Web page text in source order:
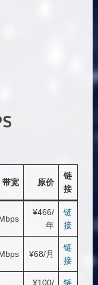
带宽 原价
链
接
¥466/
年
链
接
¥68/月
链
接
¥100/
链